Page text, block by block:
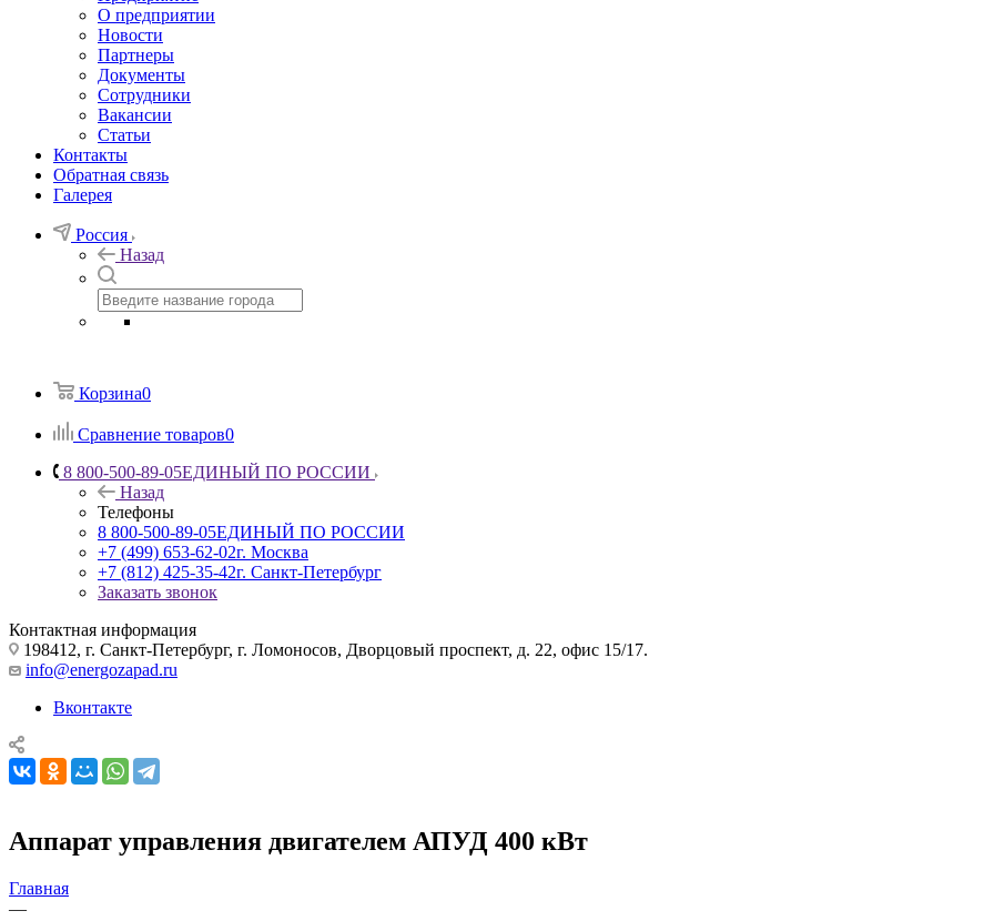
О предприятии
Новости
Партнеры
Документы
Сотрудники
Вакансии
Статьи
Контакты
Обратная связь
Галерея
Россия
Назад
Корзина0
Сравнение товаров0
8 800-500-89-05ЕДИНЫЙ ПО РОССИИ
Назад
Телефоны
8 800-500-89-05ЕДИНЫЙ ПО РОССИИ
+7 (499) 653-62-02г. Москва
+7 (812) 425-35-42г. Санкт-Петербург
Заказать звонок
Контактная информация
198412, г. Санкт-Петербург, г. Ломоносов, Дворцовый проспект, д. 22, офис 15/17.
info@energozapad.ru
Вконтакте
Аппарат управления двигателем АПУД 400 кВт
Главная
—